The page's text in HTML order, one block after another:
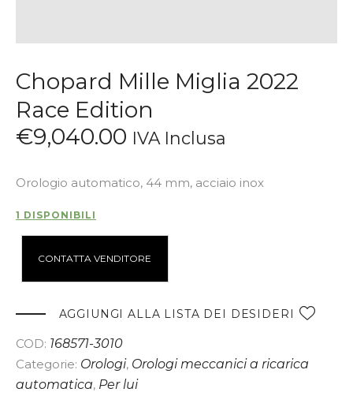
Chopard Mille Miglia 2022
Race Edition
€9,040.00 IVA Inclusa
Orologio automatico, 44 mm, acciaio inox
1 DISPONIBILI
CONTATTA VENDITORE
t
e
a
AGGIUNGI ALLA LISTA DEI DESIDERI
COD: 168571-3010
Categorie: Orologi, Orologi meccanici a ricarica
automatica, Per lui